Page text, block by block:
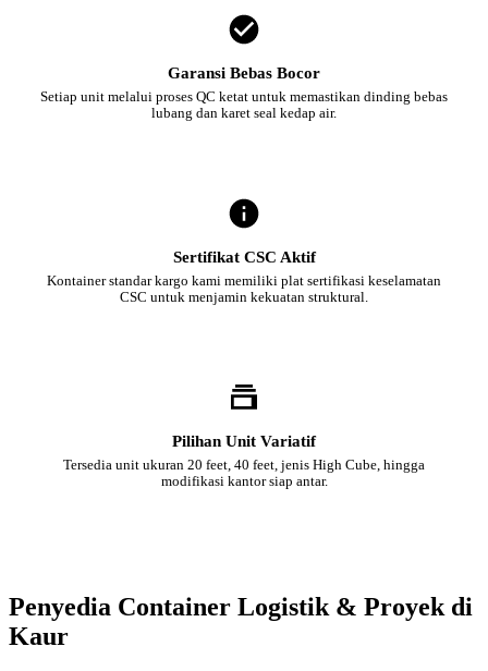
Garansi Bebas Bocor
Setiap unit melalui proses QC ketat untuk memastikan dinding bebas
lubang dan karet seal kedap air.
Sertifikat CSC Aktif
Kontainer standar kargo kami memiliki plat sertifikasi keselamatan
CSC untuk menjamin kekuatan struktural.
Pilihan Unit Variatif
Tersedia unit ukuran 20 feet, 40 feet, jenis High Cube, hingga
modifikasi kantor siap antar.
Penyedia Container Logistik & Proyek di
Kaur